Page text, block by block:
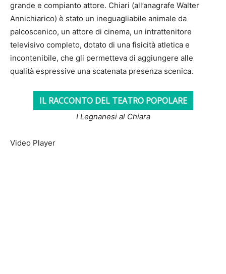
00:00
grande e compianto attore. Chiari (all’anagrafe Walter
Annichiarico) è stato un ineguagliabile animale da
palcoscenico, un attore di cinema, un intrattenitore
televisivo completo, dotato di una fisicità atletica e
incontenibile, che gli permetteva di aggiungere alle
qualità espressive una scatenata presenza scenica.
IL RACCONTO DEL TEATRO POPOLARE
I Legnanesi al Chiara
Video Player